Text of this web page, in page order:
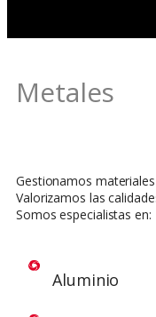
Metales
Gestionamos
Valorizamos las
Somos especialistas en:
Aluminio